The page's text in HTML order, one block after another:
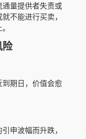
量提供者失责或
不能进行买卖，
险
期日，价值会愈
申波幅而升跌，